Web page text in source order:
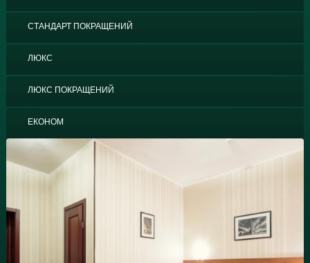
СТАНДАРТ ПОКРАЩЕНИЙ
ЛЮКС
ЛЮКС ПОКРАЩЕНИЙ
ЕКОНОМ